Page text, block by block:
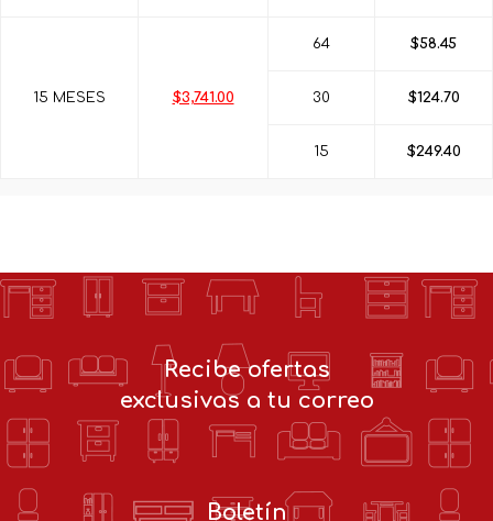
15 MESES $3,741.00
64 $58.45
30 $124.70
15 $249.40
Recibe ofertas
exclusivas a tu correo
Boletín